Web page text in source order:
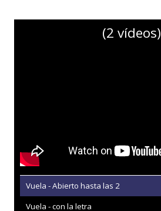
(2 vídeos)
Vuela - Abierto hasta las 2
Vuela - con la letra